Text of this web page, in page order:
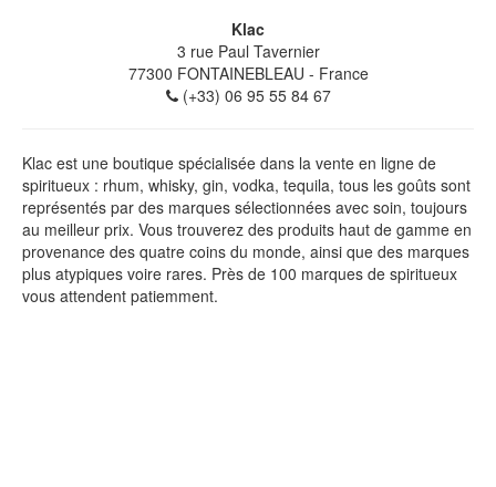
Klac
3 rue Paul Tavernier
77300 FONTAINEBLEAU - France
(+33) 06 95 55 84 67
Klac est une boutique spécialisée dans la vente en ligne de
spiritueux : rhum, whisky, gin, vodka, tequila, tous les goûts sont
représentés par des marques sélectionnées avec soin, toujours
au meilleur prix. Vous trouverez des produits haut de gamme en
provenance des quatre coins du monde, ainsi que des marques
plus atypiques voire rares. Près de 100 marques de spiritueux
vous attendent patiemment.